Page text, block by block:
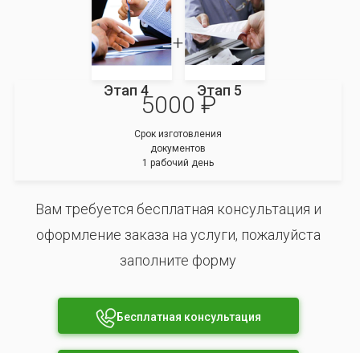
Этап 4 Этап 5
5000 ₽
Срок изготовления
документов
1 рабочий день
Вам требуется бесплатная консультация и
оформление заказа на услуги, пожалуйста
заполните форму
Бесплатная консультация